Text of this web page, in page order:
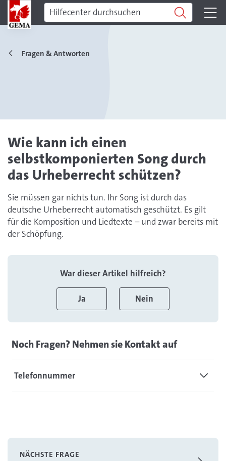
Fragen & Antworten
Noch Fragen? Nehmen sie Kontakt auf
Telefonnummer
Wie kann ich einen
selbstkomponierten Song durch
das Urheberrecht schützen?
Sie müssen gar nichts tun. Ihr Song ist durch das
deutsche Urheberrecht automatisch geschützt. Es gilt
für die Komposition und Liedtexte – und zwar bereits mit
der Schöpfung.
War dieser Artikel hilfreich?
Ja Nein
NÄCHSTE FRAGE